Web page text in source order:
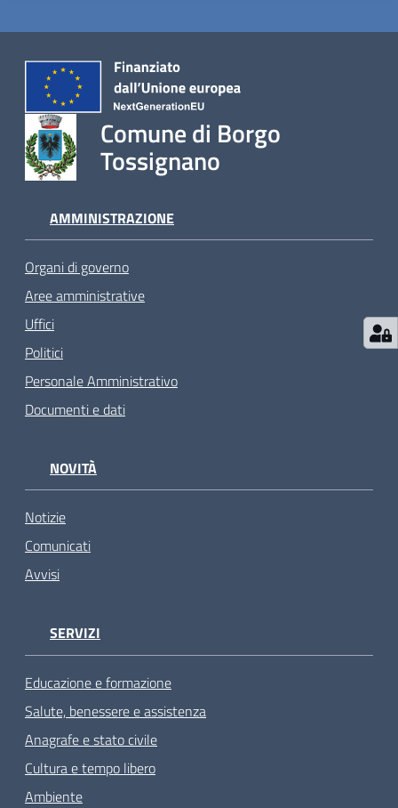
Comune di Borgo
Tossignano
AMMINISTRAZIONE
Organi di governo
Aree amministrative
Uffici
Politici
Personale Amministrativo
Documenti e dati
NOVITÀ
Notizie
Comunicati
Avvisi
SERVIZI
Educazione e formazione
Salute, benessere e assistenza
Anagrafe e stato civile
Cultura e tempo libero
Ambiente